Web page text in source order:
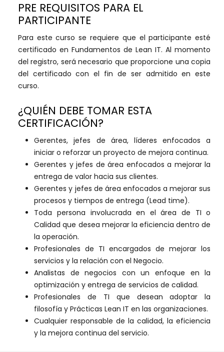
PRE REQUISITOS PARA EL
PARTICIPANTE
Para este curso se requiere que el participante esté
certificado en Fundamentos de Lean IT. Al momento
del registro, será necesario que proporcione una copia
del certificado con el fin de ser admitido en este
curso.
¿QUIÉN DEBE TOMAR ESTA
CERTIFICACIÓN?
Gerentes, jefes de área, líderes enfocados a
iniciar o reforzar un proyecto de mejora continua.
Gerentes y jefes de área enfocados a mejorar la
entrega de valor hacia sus clientes.
Gerentes y jefes de área enfocados a mejorar sus
procesos y tiempos de entrega (Lead time).
Toda persona involucrada en el área de TI o
Calidad que desea mejorar la eficiencia dentro de
la operación.
Profesionales de TI encargados de mejorar los
servicios y la relación con el Negocio.
Analistas de negocios con un enfoque en la
optimización y entrega de servicios de calidad.
Profesionales de TI que desean adoptar la
filosofía y Prácticas Lean IT en las organizaciones.
Cualquier responsable de la calidad, la eficiencia
y la mejora continua del servicio.